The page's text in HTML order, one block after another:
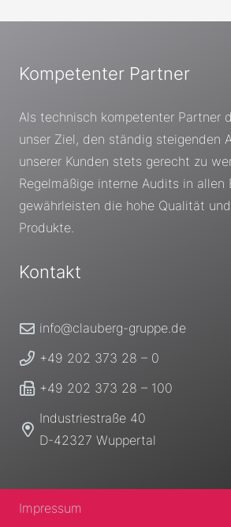
Kompetenter Partner
Als technisch kompetenter Partner
unser Ziel, den ständig steigenden
unserer Kunden stets gerecht zu
Regelmäßige interne Audits in allen
gewährleisten die hohe Qualität
Produkte.
Kontakt
info@clauberg-gruppe.de
+49 202 373 28 – 0
+49 202 373 28 – 100
Industriestraße 40
D-42327 Wuppertal
Impressum